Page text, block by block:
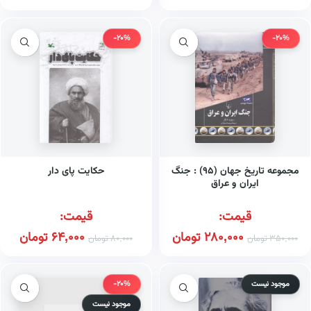
-20%
مجموعه تاریخ جهان (۹۵) : جنگ
ایران و عراق
قیمت:
350,000تومان 280,000تومان
-20%
حکایت پای دار
قیمت:
80,000تومان 64,000 تومان
موجود نیست
-20%
موجود نیست